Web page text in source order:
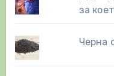
за
Черна